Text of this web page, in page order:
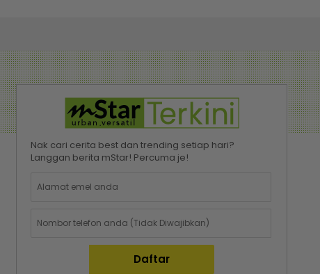
Nak cari cerita best dan trending setiap hari?
Langgan berita mStar! Percuma je!